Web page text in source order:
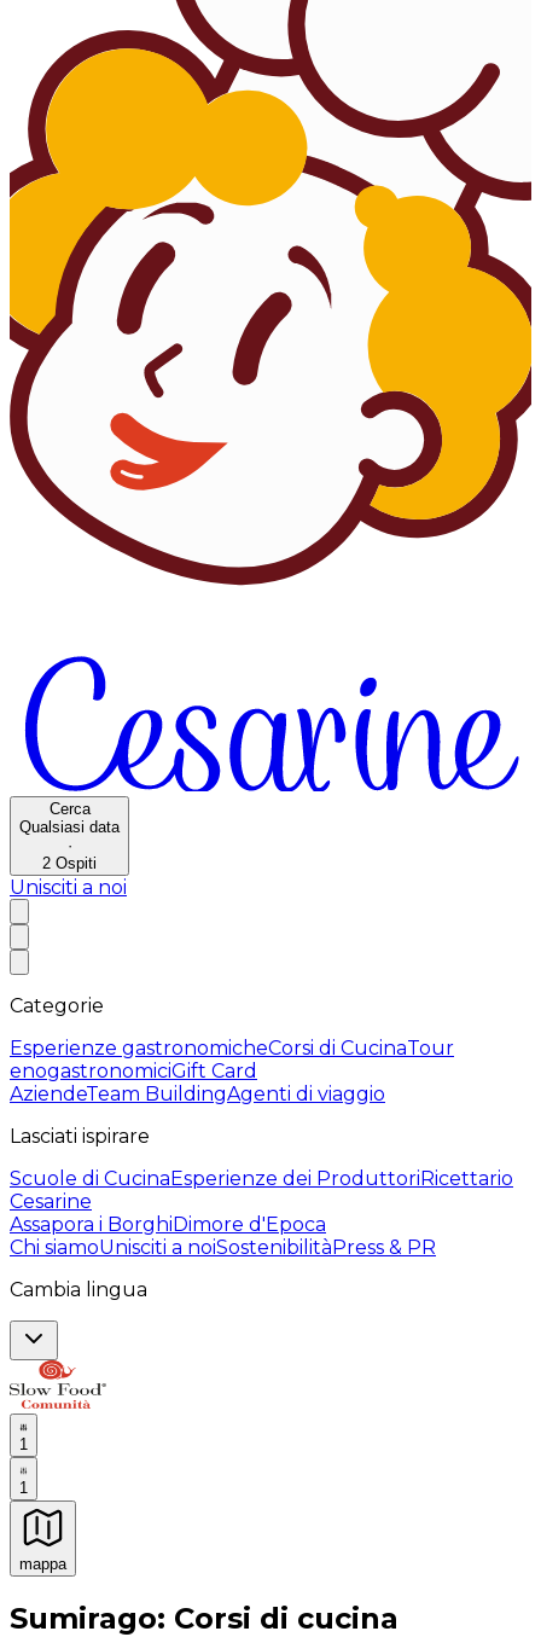
Cerca
Qualsiasi data
·
2 Ospiti
Unisciti a noi
Categorie
Esperienze gastronomicheCorsi di CucinaTour
enogastronomiciGift Card
AziendeTeam BuildingAgenti di viaggio
Lasciati ispirare
Scuole di CucinaEsperienze dei ProduttoriRicettario
Cesarine
Assapora i BorghiDimore d'Epoca
Chi siamoUnisciti a noiSostenibilitàPress & PR
Cambia lingua
1
1
mappa
Esperienze culinarie indimenticabili: Esperienze
Sumirago: Corsi di cucina